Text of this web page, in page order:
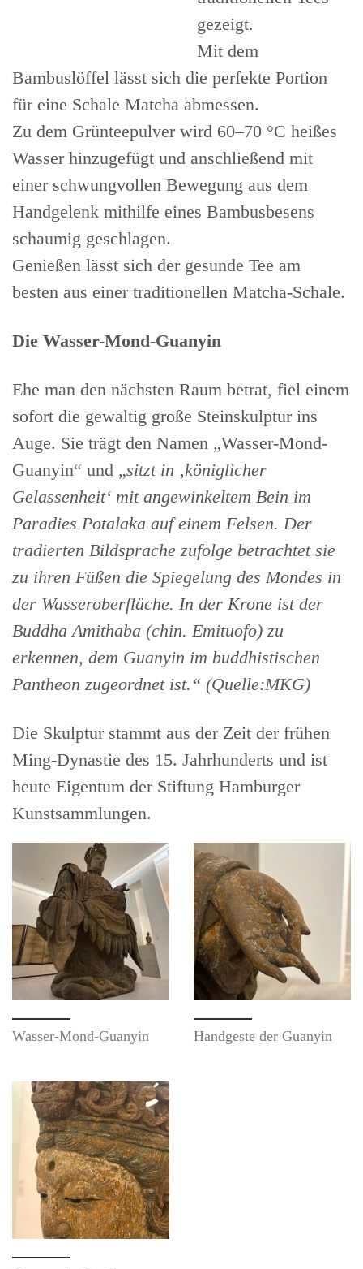
gezeigt.
Mit dem
Bambuslöffel lässt sich die perfekte Portion
für eine Schale Matcha abmessen.
Zu dem Grünteepulver wird 60–70 °C heißes
Wasser hinzugefügt und anschließend mit
einer schwungvollen Bewegung aus dem
Handgelenk mithilfe eines Bambusbesens
schaumig geschlagen.
Genießen lässt sich der gesunde Tee am
besten aus einer traditionellen Matcha-Schale.
Die Wasser-Mond-Guanyin
Ehe man den nächsten Raum betrat, fiel einem
sofort die gewaltig große Steinskulptur ins
Auge. Sie trägt den Namen „Wasser-Mond-
Guanyin“ und „sitzt in ‚königlicher
Gelassenheit‘ mit angewinkeltem Bein im
Paradies Potalaka auf einem Felsen. Der
tradierten Bildsprache zufolge betrachtet sie
zu ihren Füßen die Spiegelung des Mondes in
der Wasseroberfläche. In der Krone ist der
Buddha Amithaba (chin. Emituofo) zu
erkennen, dem Guanyin im buddhistischen
Pantheon zugeordnet ist.“ (Quelle:MKG)
Die Skulptur stammt aus der Zeit der frühen
Ming-Dynastie des 15. Jahrhunderts und ist
heute Eigentum der Stiftung Hamburger
Kunstsammlungen.
Wasser-Mond-Guanyin Handgeste der Guanyin